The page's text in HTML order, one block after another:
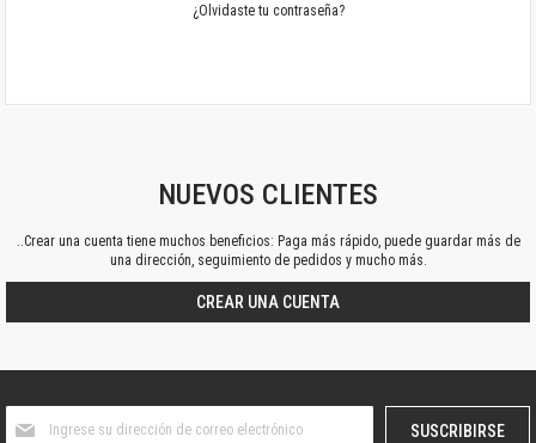
¿Olvidaste tu contraseña?
NUEVOS CLIENTES
..Crear una cuenta tiene muchos beneficios: Paga más rápido, puede guardar más de
una dirección, seguimiento de pedidos y mucho más.
CREAR UNA CUENTA
SUSCRIBIRSE